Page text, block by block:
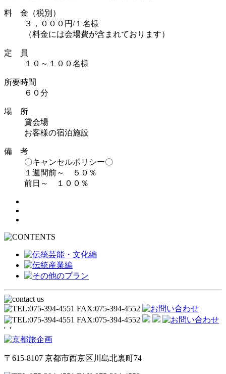
料 金（税別）
３，０００円/１名様
（料金には会場費が含まれております）
定 員
１０～１００名様
所要時間
６０分
場 所
貸会場
お客様の宿泊施設
備 考
〇キャンセルポリシー〇
１週間前～ ５０％
前日～ １００％
' '
〒615-8107 京都市西京区川島北裏町74